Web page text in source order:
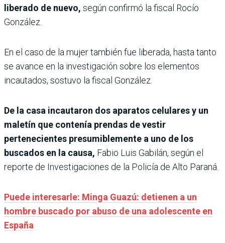
liberado de nuevo, según confirmó la fiscal Rocío
González.
En el caso de la mujer también fue liberada, hasta tanto
se avance en la investigación sobre los elementos
incautados, sostuvo la fiscal González.
De la casa incautaron dos aparatos celulares y un
maletín que contenía prendas de vestir
pertenecientes presumiblemente a uno de los
buscados en la causa, Fabio Luis Gabilán, según el
reporte de Investigaciones de la Policía de Alto Paraná.
Puede interesarle: Minga Guazú: detienen a un
hombre buscado por abuso de una adolescente en
España